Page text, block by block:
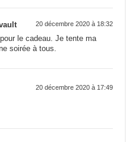
20 décembre 2020 à 18:32
le cadeau. Je tente ma
soirée à tous.
20 décembre 2020 à 17:49